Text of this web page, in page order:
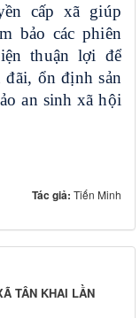
cấp xã giúp
bảo các phiên
thuận lợi để
ổn định sản
an sinh xã hội
Tác giả: Tiến Minh
TÂN KHAI LẦN